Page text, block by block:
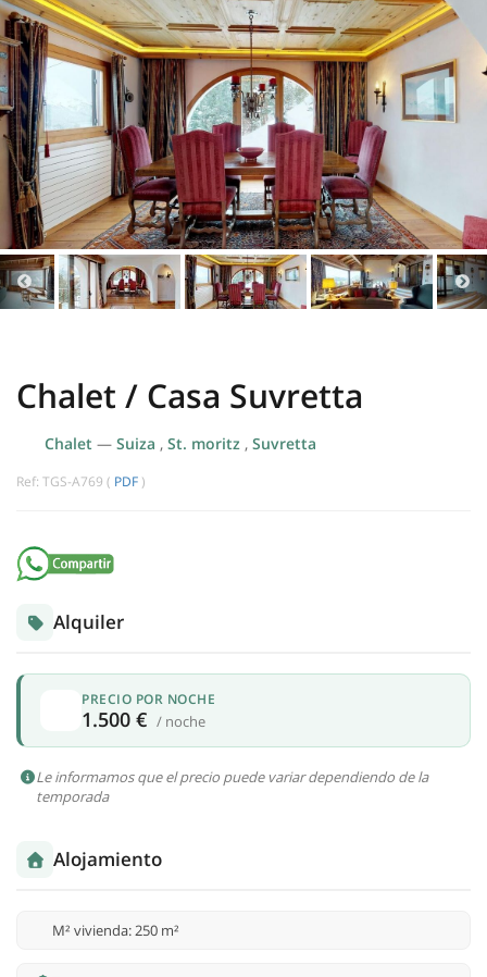
Chalet / Casa Suvretta
Chalet — Suiza , St. moritz , Suvretta
Ref: TGS-A769 ( PDF )
Alquiler
PRECIO POR NOCHE
1.500 € / noche
Le informamos que el precio puede variar dependiendo de la
temporada
Alojamiento
M² vivienda: 250 m²